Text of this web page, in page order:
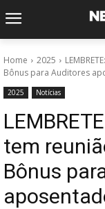
Home 2025
Bônus para Auditores
2025 Notícias
tem
Bônus